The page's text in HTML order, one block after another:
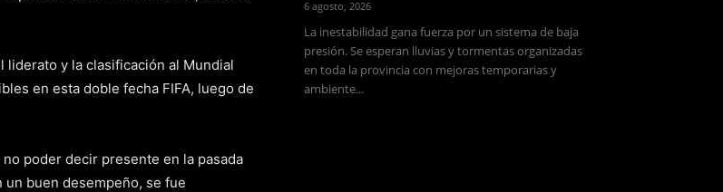
liderato y la clasificación al Mundial
en esta doble fecha FIFA, luego de
poder decir presente en la pasada
un buen desempeño, se fue
6 agosto, 2026
La inestabilidad gana fuerza por un sistema de baja
presión. Se esperan lluvias y tormentas organizadas
en toda la provincia con mejoras temporarias y
ambiente...